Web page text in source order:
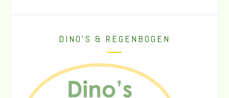
DINO’S & REGENBOGEN